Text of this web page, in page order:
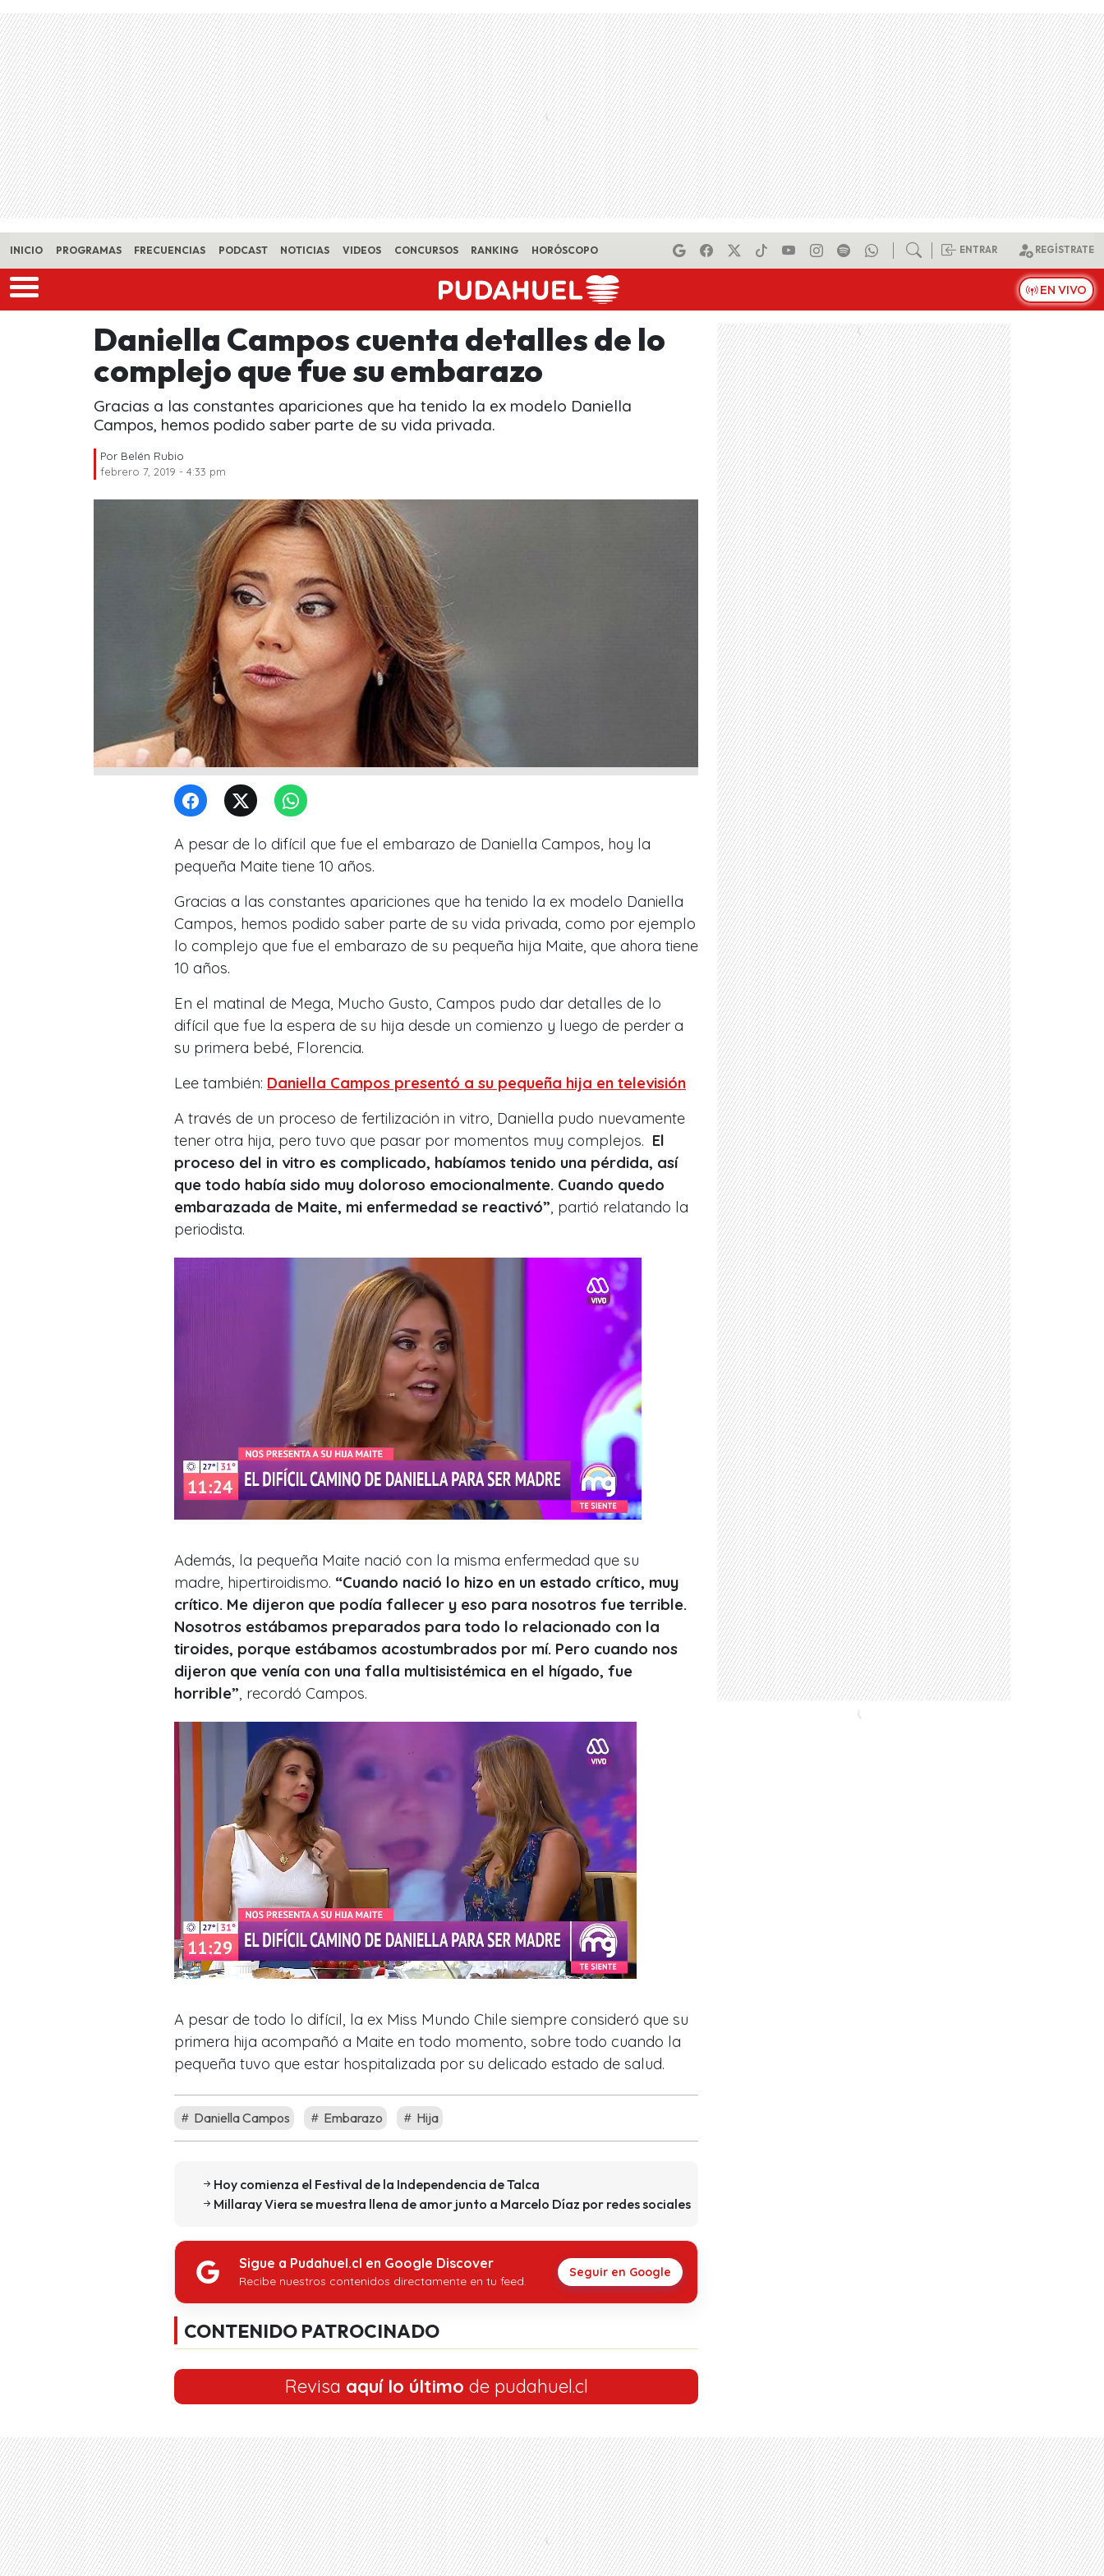
Skip to main content
INICIO PROGRAMAS FRECUENCIAS PODCAST NOTICIAS VIDEOS CONCURSOS RANKING HORÓSCOPO ENTRAR REGÍSTRATE
EN VIVO
Daniella Campos cuenta detalles de lo
complejo que fue su embarazo
Gracias a las constantes apariciones que ha tenido la ex modelo Daniella
Campos, hemos podido saber parte de su vida privada.
Por Belén Rubio
febrero 7, 2019 - 4:33 pm
A pesar de lo difícil que fue el embarazo de Daniella Campos, hoy la
pequeña Maite tiene 10 años.
Gracias a las constantes apariciones que ha tenido la ex modelo Daniella
Campos, hemos podido saber parte de su vida privada, como por ejemplo
lo complejo que fue el embarazo de su pequeña hija Maite, que ahora tiene
10 años.
En el matinal de Mega, Mucho Gusto, Campos pudo dar detalles de lo
difícil que fue la espera de su hija desde un comienzo y luego de perder a
su primera bebé, Florencia.
Lee también: Daniella Campos presentó a su pequeña hija en televisión
A través de un proceso de fertilización in vitro, Daniella pudo nuevamente
tener otra hija, pero tuvo que pasar por momentos muy complejos. El
proceso del in vitro es complicado, habíamos tenido una pérdida, así
que todo había sido muy doloroso emocionalmente. Cuando quedo
embarazada de Maite, mi enfermedad se reactivó”, partió relatando la
periodista.
Además, la pequeña Maite nació con la misma enfermedad que su
madre, hipertiroidismo. “Cuando nació lo hizo en un estado crítico, muy
crítico. Me dijeron que podía fallecer y eso para nosotros fue terrible.
Nosotros estábamos preparados para todo lo relacionado con la
tiroides, porque estábamos acostumbrados por mí. Pero cuando nos
dijeron que venía con una falla multisistémica en el hígado, fue
horrible”, recordó Campos.
A pesar de todo lo difícil, la ex Miss Mundo Chile siempre consideró que su
primera hija acompañó a Maite en todo momento, sobre todo cuando la
pequeña tuvo que estar hospitalizada por su delicado estado de salud.
Daniella Campos Embarazo Hija
Hoy comienza el Festival de la Independencia de Talca
Millaray Viera se muestra llena de amor junto a Marcelo Díaz por redes sociales
Sigue a Pudahuel.cl en Google Discover
Recibe nuestros contenidos directamente en tu feed.
Seguir en Google
CONTENIDO PATROCINADO
Revisa aquí lo último de pudahuel.cl